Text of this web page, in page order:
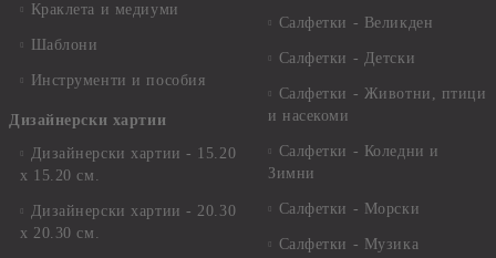
Краклета и медиуми
Шаблони
Инструменти и пособия
Дизайнерски хартии
Дизайнерски хартии - 15.20
х 15.20 см.
Дизайнерски хартии - 20.30
х 20.30 см.
Салфетки - Великден
Салфетки - Детски
Салфетки - Животни, птици
и насекоми
Салфетки - Коледни и
Зимни
Салфетки - Морски
Салфетки - Музика